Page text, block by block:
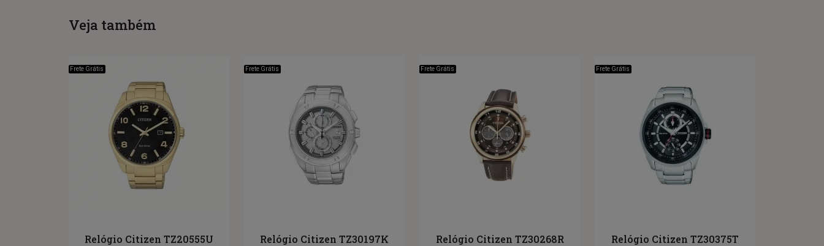
Veja também
Frete Grátis
Relógio Citizen TZ20555U
Frete Grátis
Relógio Citizen TZ30197K
Frete Grátis
Relógio Citizen TZ30268R
Frete Grátis
Relógio Citizen TZ30375T